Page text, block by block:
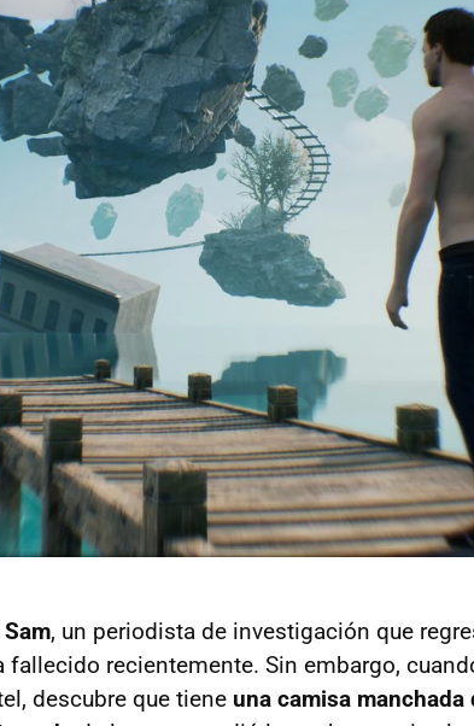
Sam, un periodista de investigación que
fallecido recientemente. Sin embargo,
descubre que tiene una camisa manchada